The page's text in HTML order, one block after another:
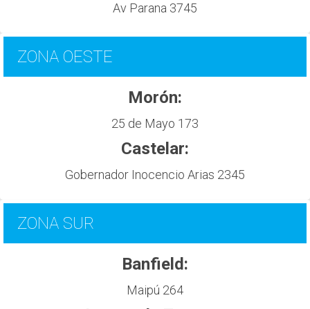
Av Parana 3745
ZONA OESTE
Morón:
25 de Mayo 173
Castelar:
Gobernador Inocencio Arias 2345
ZONA SUR
Banfield:
Maipú 264